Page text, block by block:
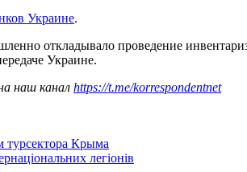
Украине.
откладывало проведение
Украине.
наш канал https://t.me/korrespondentnet
турсектора Крыма
легіонів